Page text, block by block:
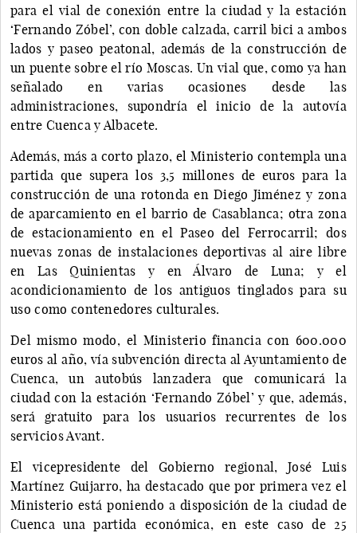
para el vial de conexión entre la ciudad y la estación
‘Fernando Zóbel’, con doble calzada, carril bici a ambos
lados y paseo peatonal, además de la construcción de
un puente sobre el río Moscas. Un vial que, como ya han
señalado en varias ocasiones desde las
administraciones, supondría el inicio de la autovía
entre Cuenca y Albacete.
Además, más a corto plazo, el Ministerio contempla una
partida que supera los 3,5 millones de euros para la
construcción de una rotonda en Diego Jiménez y zona
de aparcamiento en el barrio de Casablanca; otra zona
de estacionamiento en el Paseo del Ferrocarril; dos
nuevas zonas de instalaciones deportivas al aire libre
en Las Quinientas y en Álvaro de Luna; y el
acondicionamiento de los antiguos tinglados para su
uso como contenedores culturales.
Del mismo modo, el Ministerio financia con 600.000
euros al año, vía subvención directa al Ayuntamiento de
Cuenca, un autobús lanzadera que comunicará la
ciudad con la estación ‘Fernando Zóbel’ y que, además,
será gratuito para los usuarios recurrentes de los
servicios Avant.
El vicepresidente del Gobierno regional, José Luis
Martínez Guijarro, ha destacado que por primera vez el
Ministerio está poniendo a disposición de la ciudad de
Cuenca una partida económica, en este caso de 25